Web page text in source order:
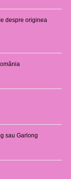
despre originea
sau Garlong